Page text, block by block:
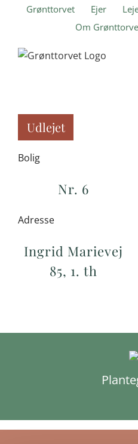
Grønttorvet Ejer
Om
Udlejet
Bolig
Nr. 6
Adresse
Ingrid Marievej
85, 1. th